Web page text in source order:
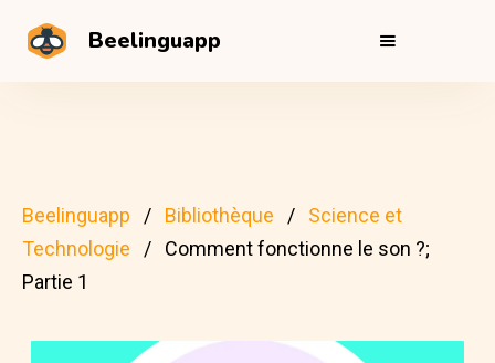
Beelinguapp
Beelinguapp Bibliothèque
Science et
Technologie
Comment fonctionne le son ?;
Partie 1